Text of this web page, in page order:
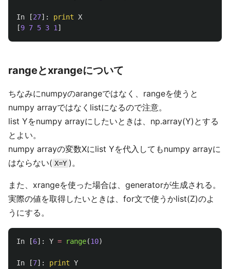
In [27]: print X
[9 7 5 3 1 ]
rangeとxrangeについて
ちなみにnumpyのarangeではなく、rangeを使うと
numpy arrayではなくlistになるので注意。
list Yをnumpy arrayにしたいときは、np.array(Y)とする
とよい。
numpy arrayの変数Xにlist Yを代入してもnumpy arrayに
はならない( X=Y )。
また、xrangeを使った場合は、generatorが生成される。
実際の値を取得したいときは、for文で使うかlist(Z)のよ
うにする。
In [6]: Y = range(10)
In [7]: print Y